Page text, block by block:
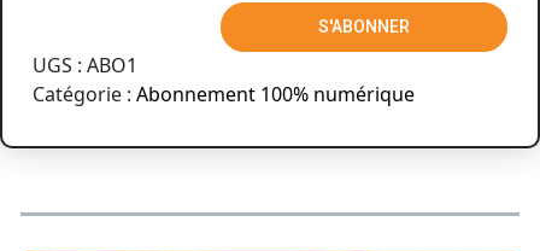
Offre
numérique
S'ABONNER
UGS : ABO1
Catégorie : Abonnement 100% numérique